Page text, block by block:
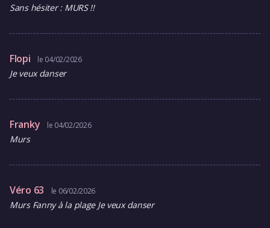
Sans hésiter : MURS !!
Flopi le 04/02/2026
Je veux danser
Franky le 04/02/2026
Murs
Véro 63 le 06/02/2026
Murs Fanny à la plage Je veux danser